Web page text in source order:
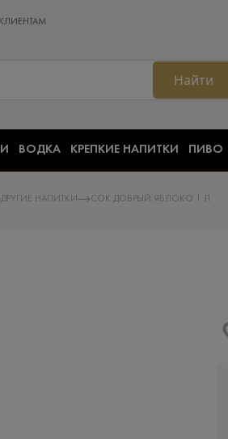
Найти
ВОДКА КРЕПКИЕ НАПИТКИ ПИВО
ДРУГИЕ НАПИТКИ СОК ДОБРЫЙ ЯБЛОКО 1 Л